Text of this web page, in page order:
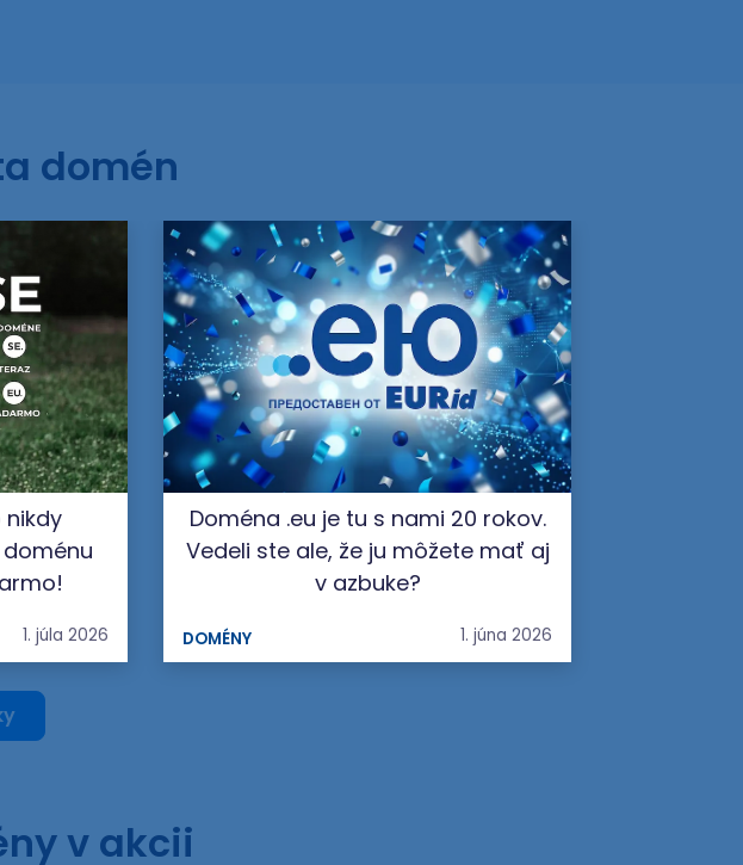
domén
1. júla 2026
Doména .eu je tu s nami 20 rokov.
Vedeli ste ale, že ju môžete mať aj
v azbuke?
DOMÉNY 1. júna 2026
v akcii